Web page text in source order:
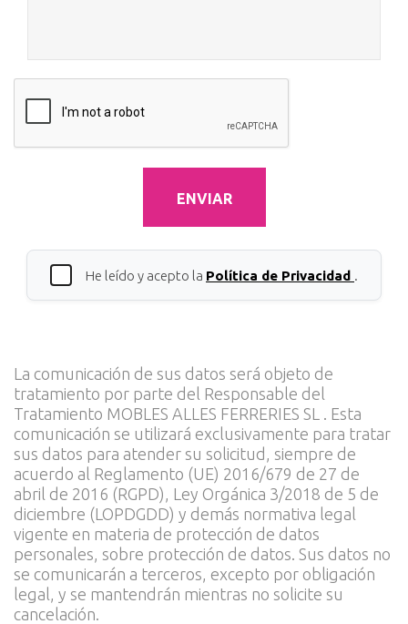
ENVIAR
He leído y acepto la Política de Privacidad .
La comunicación de sus datos será objeto de
tratamiento por parte del Responsable del
Tratamiento MOBLES ALLES FERRERIES SL . Esta
comunicación se utilizará exclusivamente para tratar
sus datos para atender su solicitud, siempre de
acuerdo al Reglamento (UE) 2016/679 de 27 de
abril de 2016 (RGPD), Ley Orgánica 3/2018 de 5 de
diciembre (LOPDGDD) y demás normativa legal
vigente en materia de protección de datos
personales, sobre protección de datos. Sus datos no
se comunicarán a terceros, excepto por obligación
legal, y se mantendrán mientras no solicite su
cancelación.